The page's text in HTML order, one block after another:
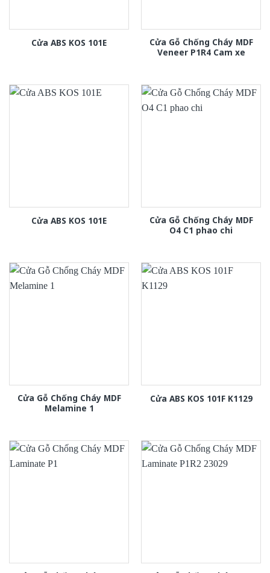
Cửa ABS KOS 101E
Cửa Gỗ Chống Cháy MDF
Veneer P1R4 Cam xe
Cửa ABS KOS 101E
Cửa Gỗ Chống Cháy MDF
O4 C1 phao chi
Cửa Gỗ Chống Cháy MDF
Melamine 1
Cửa ABS KOS 101F K1129